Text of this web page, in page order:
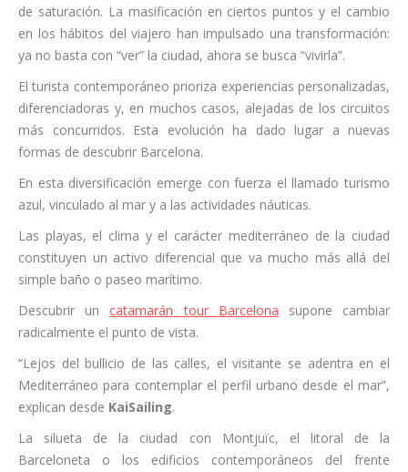
de saturación. La masificación en ciertos puntos y el cambio
en los hábitos del viajero han impulsado una transformación:
ya no basta con “ver” la ciudad, ahora se busca “vivirla”.
El turista contemporáneo prioriza experiencias personalizadas,
diferenciadoras y, en muchos casos, alejadas de los circuitos
más concurridos. Esta evolución ha dado lugar a nuevas
formas de descubrir Barcelona.
En esta diversificación emerge con fuerza el llamado turismo
azul, vinculado al mar y a las actividades náuticas.
Las playas, el clima y el carácter mediterráneo de la ciudad
constituyen un activo diferencial que va mucho más allá del
simple baño o paseo marítimo.
Descubrir uncatamarán tour Barcelona supone cambiar
radicalmente el punto de vista.
“Lejos del bullicio de las calles, el visitante se adentra en el
Mediterráneo para contemplar el perfil urbano desde el mar”,
explican desde KaiSailing.
La silueta de la ciudad con Montjuïc, el litoral de la
Barceloneta o los edificios contemporáneos del frente